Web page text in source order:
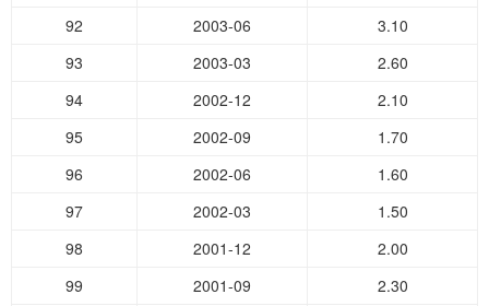
92
2003-06
3.10
93
2003-03
2.60
94
2002-12
2.10
95
2002-09
1.70
96
2002-06
1.60
97
2002-03
1.50
98
2001-12
2.00
99
2001-09
2.30